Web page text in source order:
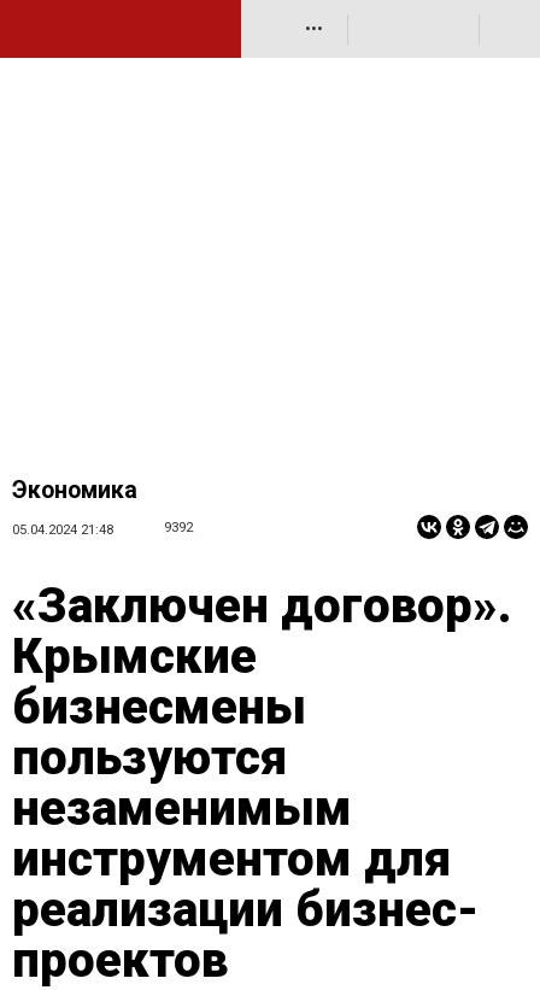
•••
Экономика
05.04.2024 21:48 9392
«Заключен договор».
Крымские
бизнесмены
пользуются
незаменимым
инструментом для
реализации бизнес-
проектов